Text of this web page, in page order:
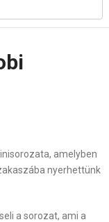
amelyben
nyerhettünk
a sorozat, ami a